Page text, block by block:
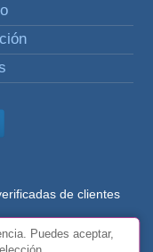
de clientes
Impulsivos
Puedes aceptar,